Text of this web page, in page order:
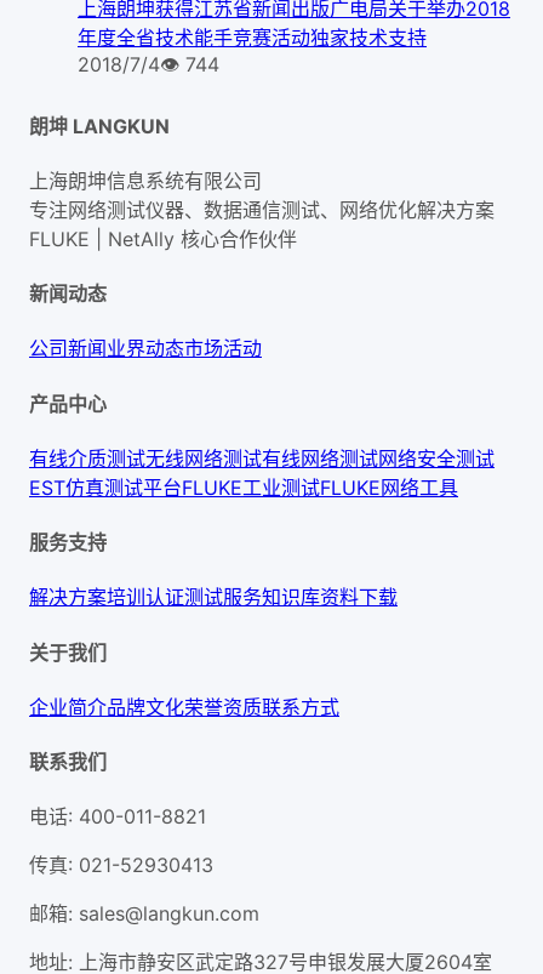
上海朗坤获得江苏省新闻出版广电局关于举办2018
年度全省技术能手竞赛活动独家技术支持
2018/7/4👁 744
朗坤 LANGKUN
上海朗坤信息系统有限公司
专注网络测试仪器、数据通信测试、网络优化解决方案
FLUKE | NetAlly 核心合作伙伴
新闻动态
公司新闻业界动态市场活动
产品中心
有线介质测试无线网络测试有线网络测试网络安全测试
EST仿真测试平台FLUKE工业测试FLUKE网络工具
服务支持
解决方案培训认证测试服务知识库资料下载
关于我们
企业简介品牌文化荣誉资质联系方式
联系我们
电话: 400-011-8821
传真: 021-52930413
邮箱: sales@langkun.com
地址: 上海市静安区武定路327号申银发展大厦2604室